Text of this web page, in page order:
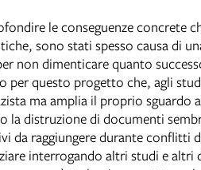
le conseguenze
sono stati spesso causa di
non dimenticare quanto
per questo progetto che, agli
ma amplia il proprio
distruzione di documenti
da raggiungere durante conflitti
interrogando altri studi e